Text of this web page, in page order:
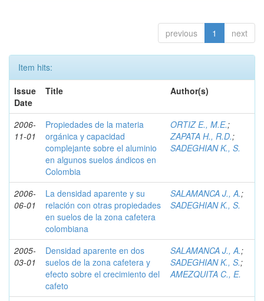
previous 1 next
Item hits:
Issue
Date
Title Author(s)
2006-
11-01
Propiedades de la materia
orgánica y capacidad
complejante sobre el aluminio
en algunos suelos ándicos en
Colombia
ORTIZ E., M.E.;
ZAPATA H., R.D.;
SADEGHIAN K., S.
2006-
06-01
La densidad aparente y su
relación con otras propiedades
en suelos de la zona cafetera
colombiana
SALAMANCA J., A.;
SADEGHIAN K., S.
2005-
03-01
Densidad aparente en dos
suelos de la zona cafetera y
efecto sobre el crecimiento del
cafeto
SALAMANCA J., A.;
SADEGHIAN K., S.;
AMEZQUITA C., E.